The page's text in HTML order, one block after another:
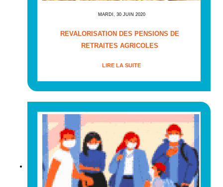
MARDI, 30 JUIN 2020
REVALORISATION DES PENSIONS DE
RETRAITES AGRICOLES
LIRE LA SUITE